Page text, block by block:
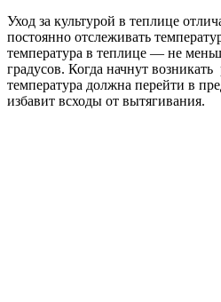
Уход за культурой в теплице
постоянно отслеживать
температура в теплице — не
градусов. Когда начнут
температура должна перейти в
избавит всходы от вытягивания.